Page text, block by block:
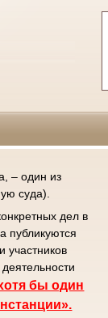
– один из
суда).
дел в
публикуются
участников
бы один